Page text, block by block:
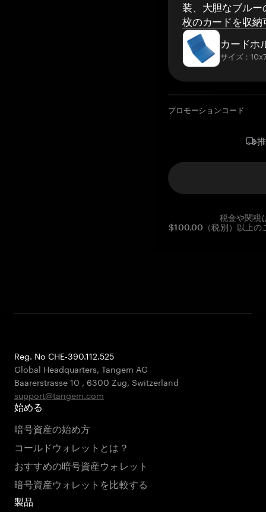
装、大胆なブルー
枚のカードを収納
カードホ
サイズ：
プロモーションコード
税金や関税
$100.00（税別）以上の
Reg. No CHE-390.112.525
Global Headquarters, Tangem AG
Baarerstrasse 10 , 6300 Zug, Switzerland
support@tangem.com
始める
暗号資産の始め方
コールドウォレットとは？
おすすめの暗号資産ウォレット
暗号資産ウォレットを比較する
製品